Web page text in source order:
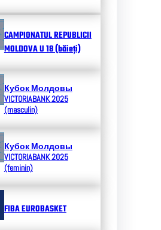
CAMPIONATUL REPUBLICII
MOLDOVA U 18 (băieți)
Кубок Молдовы
VICTORIABANK 2025
(masculin)
Кубок Молдовы
VICTORIABANK 2025
(feminin)
FIBA EUROBASKET